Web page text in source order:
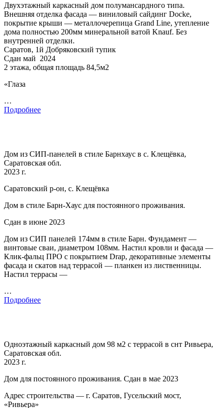
Двухэтажный каркасный дом полумансардного типа.
Внешняя отделка фасада — виниловый сайдинг Docke,
покрытие крыши — металлочерепица Grand Line, утепление
дома полностью 200мм минеральной ватой Knauf. Без
внутренней отделки.
Саратов, 1й Добряковский тупик
Сдан май 2024
2 этажа, общая площадь 84,5м2
«Глаза
…
Подробнее
Дом из СИП-панелей в стиле Барнхаус в с. Клещёвка,
Саратовская обл.
2023 г.
Саратовский р-он, с. Клещёвка
Дом в стиле Барн-Хаус для постоянного проживания.
Сдан в июне 2023
Дом из СИП панелей 174мм в стиле Барн. Фундамент —
винтовые сваи, диаметром 108мм. Настил кровли и фасада —
Клик-фальц ПРО с покрытием Drap, декоративные элементы
фасада и скатов над террасой — планкен из лиственницы.
Настил террасы —
…
Подробнее
Одноэтажный каркасный дом 98 м2 с террасой в снт Ривьера,
Саратовская обл.
2023 г.
Дом для постоянного проживания. Сдан в мае 2023
Адрес строительства — г. Саратов, Гусельский мост,
«Ривьера»